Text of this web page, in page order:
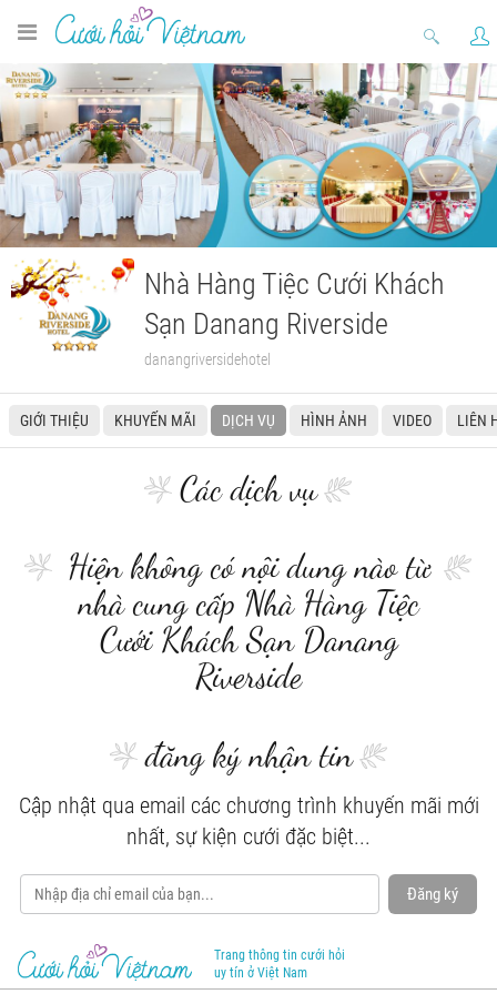
Nhà Hàng Tiệc Cưới Khách
Sạn Danang Riverside
danangriversidehotel
GIỚI THIỆU KHUYẾN MÃI DỊCH VỤ HÌNH ẢNH VIDEO LIÊN
Các dịch vụ
Hiện không có nội dung nào từ
nhà cung cấp Nhà Hàng Tiệc
Cưới Khách Sạn Danang
Riverside
đăng ký nhận tin
Cập nhật qua email các chương trình khuyến mãi mới
nhất, sự kiện cưới đặc biệt...
Đăng ký
Trang thông tin cưới hỏi
uy tín ở Việt Nam